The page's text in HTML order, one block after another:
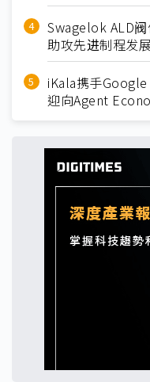
Swagelok ALD
助攻先进制程发
iKala携手
迎向Agent